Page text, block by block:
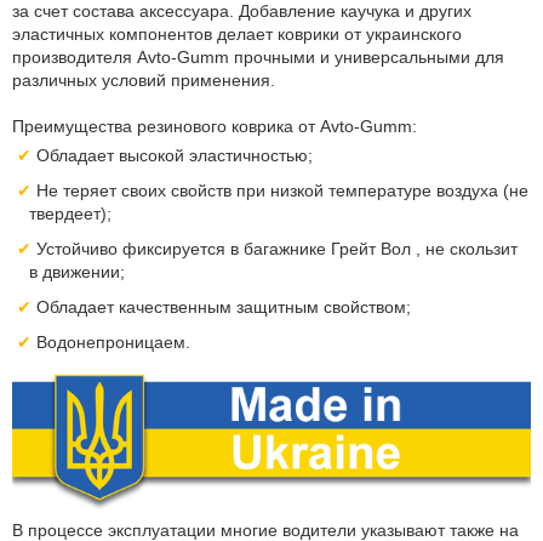
за счет состава аксессуара. Добавление каучука и других
эластичных компонентов делает коврики от украинского
производителя Avto-Gumm прочными и универсальными для
различных условий применения.
Преимущества резинового коврика от Avto-Gumm:
Обладает высокой эластичностью;
Не теряет своих свойств при низкой температуре воздуха (не
твердеет);
Устойчиво фиксируется в багажнике Грейт Вол , не скользит
в движении;
Обладает качественным защитным свойством;
Водонепроницаем.
В процессе эксплуатации многие водители указывают также на